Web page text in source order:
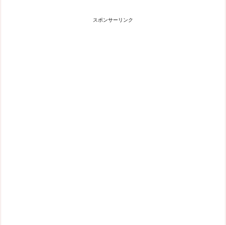
スポンサーリンク